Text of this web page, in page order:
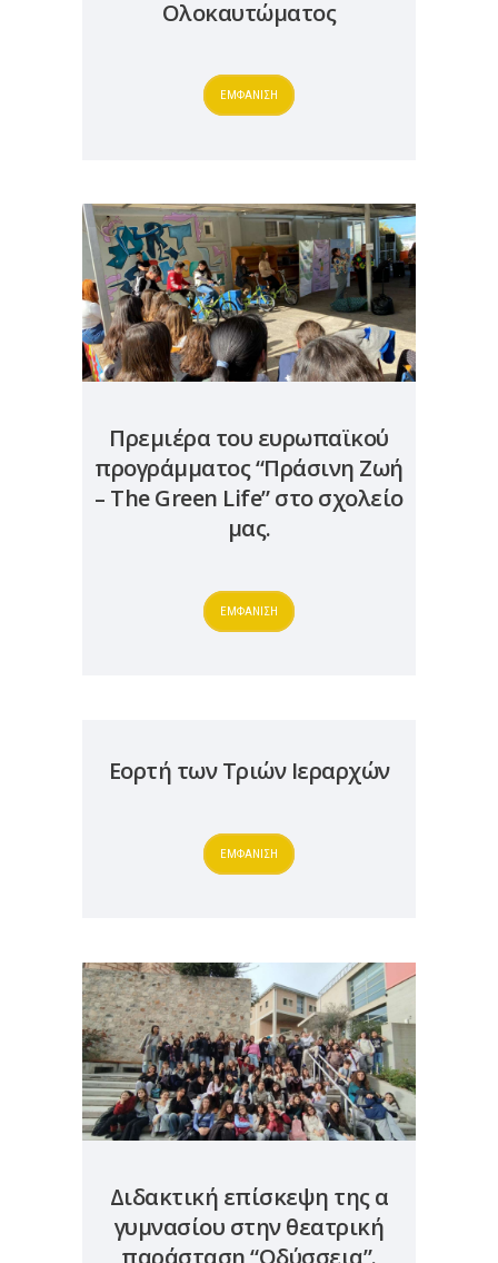
Ολοκαυτώματος
ΕΜΦΑΝΙΣΗ
Πρεμιέρα του ευρωπαϊκού
προγράμματος “Πράσινη Ζωή
– The Green Life” στο σχολείο
μας.
ΕΜΦΑΝΙΣΗ
Εορτή των Τριών Ιεραρχών
ΕΜΦΑΝΙΣΗ
Διδακτική επίσκεψη της α
γυμνασίου στην θεατρική